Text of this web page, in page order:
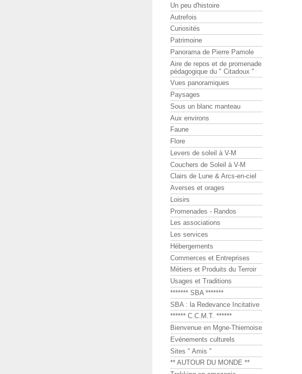
Un peu d'histoire
Autrefois
Curiosités
Patrimoine
Panorama de Pierre Pamole
Aire de repos et de promenade
pédagogique du " Citadoux "
Vues panoramiques
Paysages
Sous un blanc manteau
Aux environs
Faune
Flore
Levers de soleil à V-M
Couchers de Soleil à V-M
Clairs de Lune & Arcs-en-ciel
Averses et orages
Loisirs
Promenades - Randos
Les associations
Les services
Hébergements
Commerces et Entreprises
Métiers et Produits du Terroir
Usages et Traditions
******* SBA *******
SBA : la Redevance Incitative
****** C.C.M.T. ******
Bienvenue en Mgne-Thiernoise
Evénements culturels
Sites " Amis "
** AUTOUR DU MONDE **